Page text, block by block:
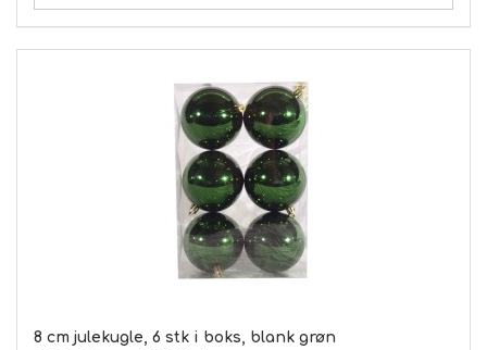
8 cm julekugle, 6 stk i boks, blank grøn